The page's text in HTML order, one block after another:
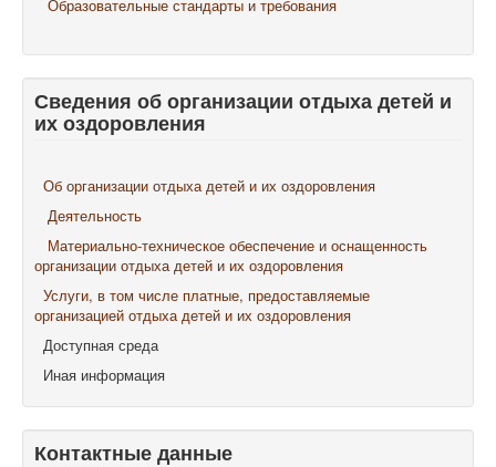
Образовательные стандарты и требования
Сведения об организации отдыха детей и
их оздоровления
Об организации отдыха детей и их оздоровления
Деятельность
Материально-техническое обеспечение и оснащенность
организации отдыха детей и их оздоровления
Услуги, в том числе платные, предоставляемые
организацией отдыха детей и их оздоровления
Доступная среда
Иная информация
Контактные данные